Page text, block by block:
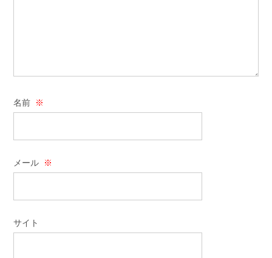
名前 ※
メール ※
サイト